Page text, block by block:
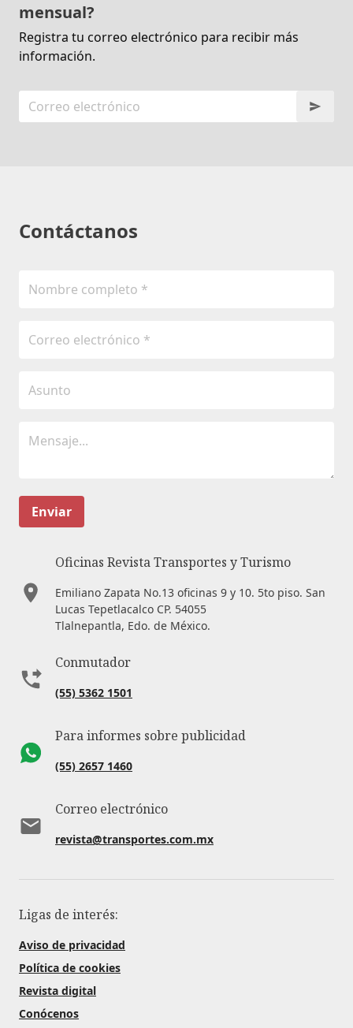
mensual?
Registra tu correo electrónico para recibir más
información.
Contáctanos
Enviar
Oficinas Revista Transportes y Turismo
Emiliano Zapata No.13 oficinas 9 y 10. 5to piso. San
Lucas Tepetlacalco CP. 54055
Tlalnepantla, Edo. de México.
Conmutador
(55) 5362 1501
Para informes sobre publicidad
(55) 2657 1460
Correo electrónico
revista@transportes.com.mx
Ligas de interés:
Aviso de privacidad
Política de cookies
Revista digital
Conócenos